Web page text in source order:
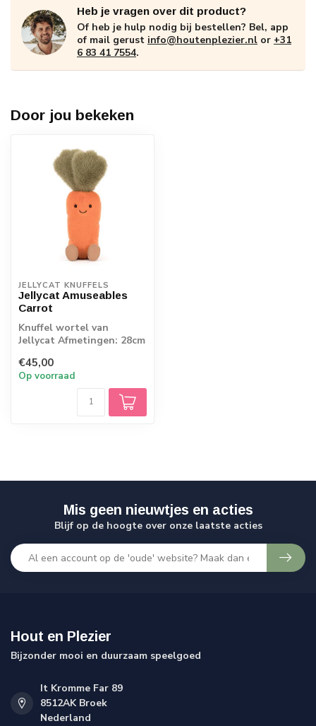
Heb je vragen over dit product?
Of heb je hulp nodig bij bestellen? Bel, app
of mail gerust info@houtenplezier.nl or +31
6 83 41 7554.
Door jou bekeken
JELLYCAT KNUFFELS
Jellycat Amuseables
Carrot
Knuffel wortel van
Jellycat Afmetingen: 28cm
€45,00
Op voorraad
Mis geen nieuwtjes en acties
Blijf op de hoogte over onze laatste acties
Hout en Plezier
Bijzonder mooi en duurzaam speelgoed
It Kromme Far 89
8512AK Broek
Nederland